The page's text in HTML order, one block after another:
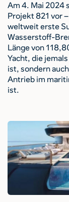
Am 4. Mai 2024
Projekt 821 vor
weltweit erste
Wasserstoff-
Länge von
Yacht, die
ist, sondern
Antrieb im
ist.